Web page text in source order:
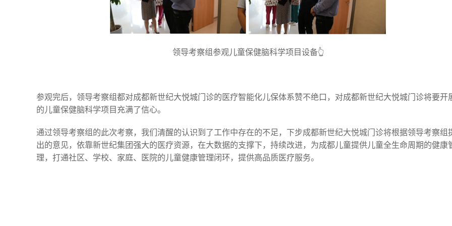
领导考察组参观儿童保健脑科学项目设备👆
参观完后，领导考察组都对成都新世纪大悦城门诊的医疗智能化儿保体系赞不绝口，对成都新世纪大悦城门诊将要开
的儿童保健脑科学项目充满了信心。
通过领导考察组的此次考察，我们清醒的认识到了工作中存在的不足，下步成都新世纪大悦城门诊将根据领导考察组
出的意见，依靠新世纪集团强大的医疗资源，在大数据的支撑下，持续改进，为成都儿童提供儿童全生命周期的健康
理，打通社区、学校、家庭、医院的儿童健康管理闭环，提供高品质医疗服务。